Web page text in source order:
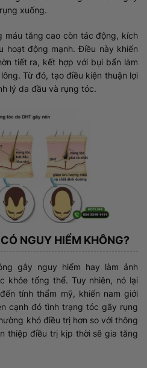
xuống.
máu tăng cao còn tác động, kích
hoạt động mạnh. Điều này khiến
tiết ra, kết hợp với bụi bẩn làm
Từ đó, tạo điều kiện thuận lợi
lý da đầu và rụng tóc.
NGUY HIỂM KHÔNG?
gây nguy hiểm hay làm ảnh
khỏe tổng thể. Tuy nhiên, nó lại
tính thẩm mỹ, khiến nam giới
cạnh đó tình trạng tóc gãy rụng
khó điều trị hơn so với thông
thiệp điều trị kịp thời sẽ gia tăng